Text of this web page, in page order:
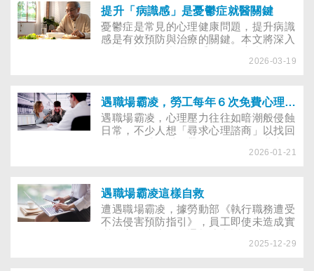
提升「病識感」是憂鬱症就醫關鍵
憂鬱症是常見的心理健康問題，提升病識
感是有效預防與治療的關鍵。本文將深入
機、篩檢方法，以及專業醫師與心理衛生
2026-03-19
遇職場霸凌，勞工每年６次免費心理諮商，能提供什麼協助
遇職場霸凌，心理壓力往往如暗潮般侵蝕
日常，不少人想「尋求心理諮商」以找回
支持資源如何申請？勞動部６次免費心理
2026-01-21
遇職場霸凌這樣自救
遭遇職場霸凌，據勞動部《執行職務遭受
不法侵害預防指引》，員工即使未造成實
惡化。本文彙整專家經驗，提供自保方
2025-12-29